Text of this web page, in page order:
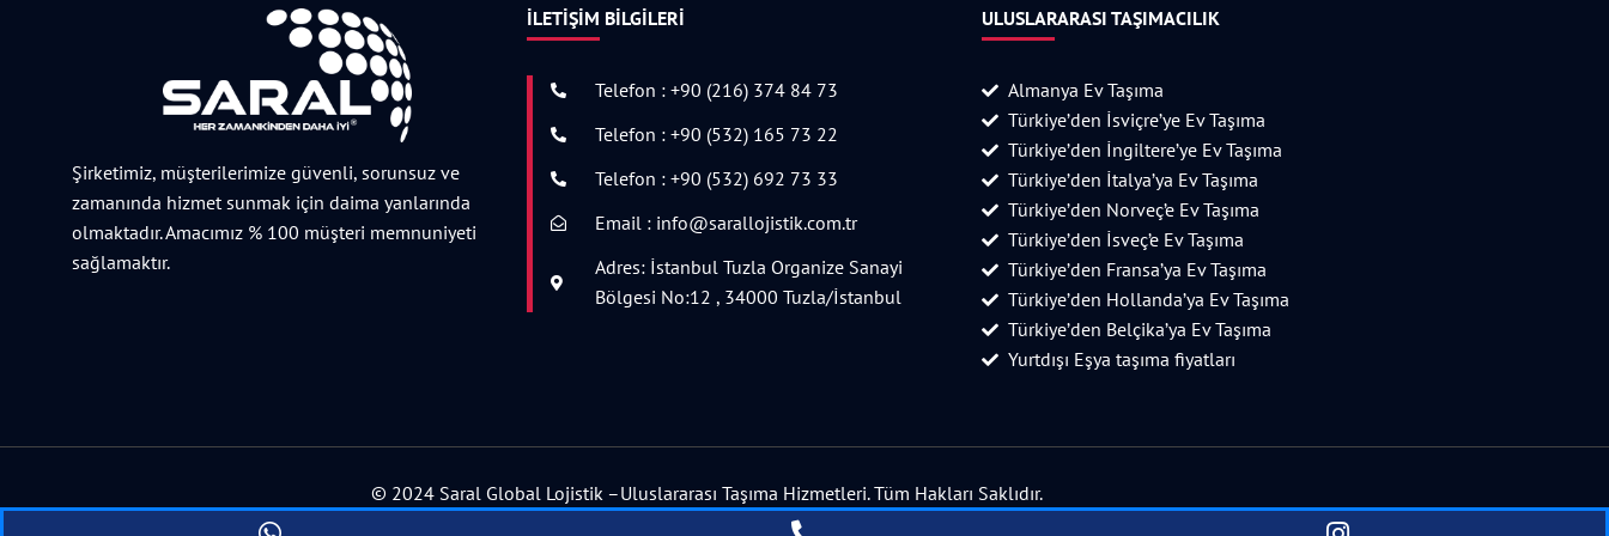
Şirketimiz, müşterilerimize güvenli, sorunsuz ve
zamanında hizmet sunmak için daima yanlarında
olmaktadır. Amacımız % 100 müşteri memnuniyeti
sağlamaktır.
İLETIŞIM BILGILERI
Telefon : +90 (216) 374 84 73
Telefon : +90 (532) 165 73 22
Telefon : +90 (532) 692 73 33
Email : info@sarallojistik.com.tr
Adres: İstanbul Tuzla Organize Sanayi
Bölgesi No:12 , 34000 Tuzla/İstanbul
ULUSLARARASI TAŞIMACILIK
Almanya Ev Taşıma
Türkiye’den İsviçre’ye Ev Taşıma
Türkiye’den İngiltere’ye Ev Taşıma
Türkiye’den İtalya’ya Ev Taşıma
Türkiye’den Norveç’e Ev Taşıma
Türkiye’den İsveç’e Ev Taşıma
Türkiye’den Fransa’ya Ev Taşıma
Türkiye’den Hollanda’ya Ev Taşıma
Türkiye’den Belçika’ya Ev Taşıma
Yurtdışı Eşya taşıma fiyatları
© 2024 Saral Global Lojistik –Uluslararası Taşıma Hizmetleri. Tüm Hakları Saklıdır.